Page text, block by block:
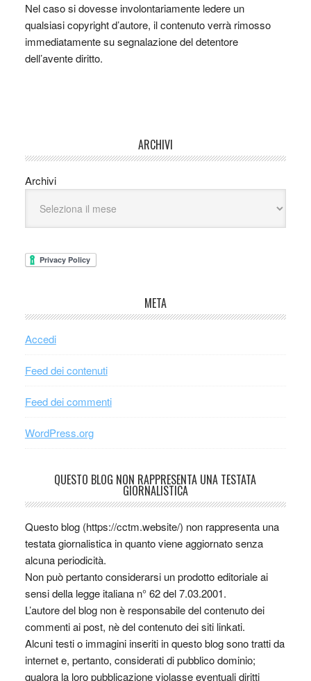
Nel caso si dovesse involontariamente ledere un
qualsiasi copyright d’autore, il contenuto verrà rimosso
immediatamente su segnalazione del detentore
dell’avente diritto.
ARCHIVI
Archivi
META
Accedi
Feed dei contenuti
Feed dei commenti
WordPress.org
QUESTO BLOG NON RAPPRESENTA UNA TESTATA
GIORNALISTICA
Questo blog (https://cctm.website/) non rappresenta una
testata giornalistica in quanto viene aggiornato senza
alcuna periodicità.
Non può pertanto considerarsi un prodotto editoriale ai
sensi della legge italiana n° 62 del 7.03.2001.
L’autore del blog non è responsabile del contenuto dei
commenti ai post, nè del contenuto dei siti linkati.
Alcuni testi o immagini inseriti in questo blog sono tratti da
internet e, pertanto, considerati di pubblico dominio;
qualora la loro pubblicazione violasse eventuali diritti